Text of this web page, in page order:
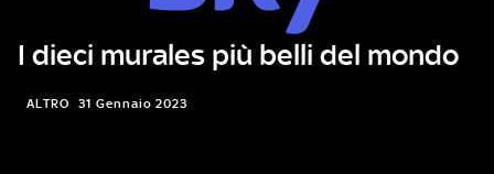
I dieci murales più belli del mondo
ALTRO 31 Gennaio 2023